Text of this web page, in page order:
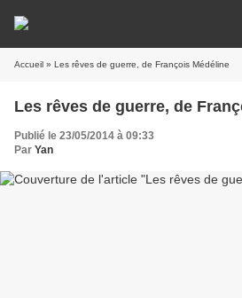
Accueil » Les rêves de guerre, de François Médéline
Les rêves de guerre, de
Publié le 23/05/2014 à 09:33
Par Yan